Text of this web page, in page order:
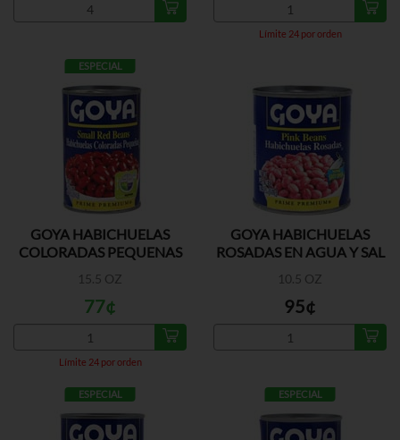
Límite 24 por orden
ESPECIAL
GOYA HABICHUELAS
COLORADAS PEQUENAS
15.5 OZ
Límite 24 por orden
77¢
GOYA HABICHUELAS
ROSADAS EN AGUA Y SAL
10.5 OZ
95¢
ESPECIAL ESPECIAL